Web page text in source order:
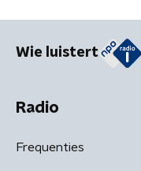
Wie luistert
Radio
Frequenties